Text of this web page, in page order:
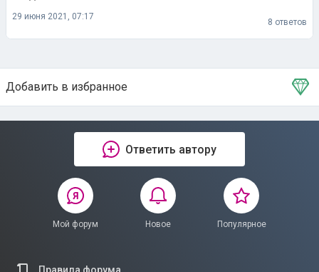
29 июня 2021, 07:17
8 ответов
Добавить в избранное
Тема в избранном
Ответить автору
Мой форум Новое Популярное
Правила форума